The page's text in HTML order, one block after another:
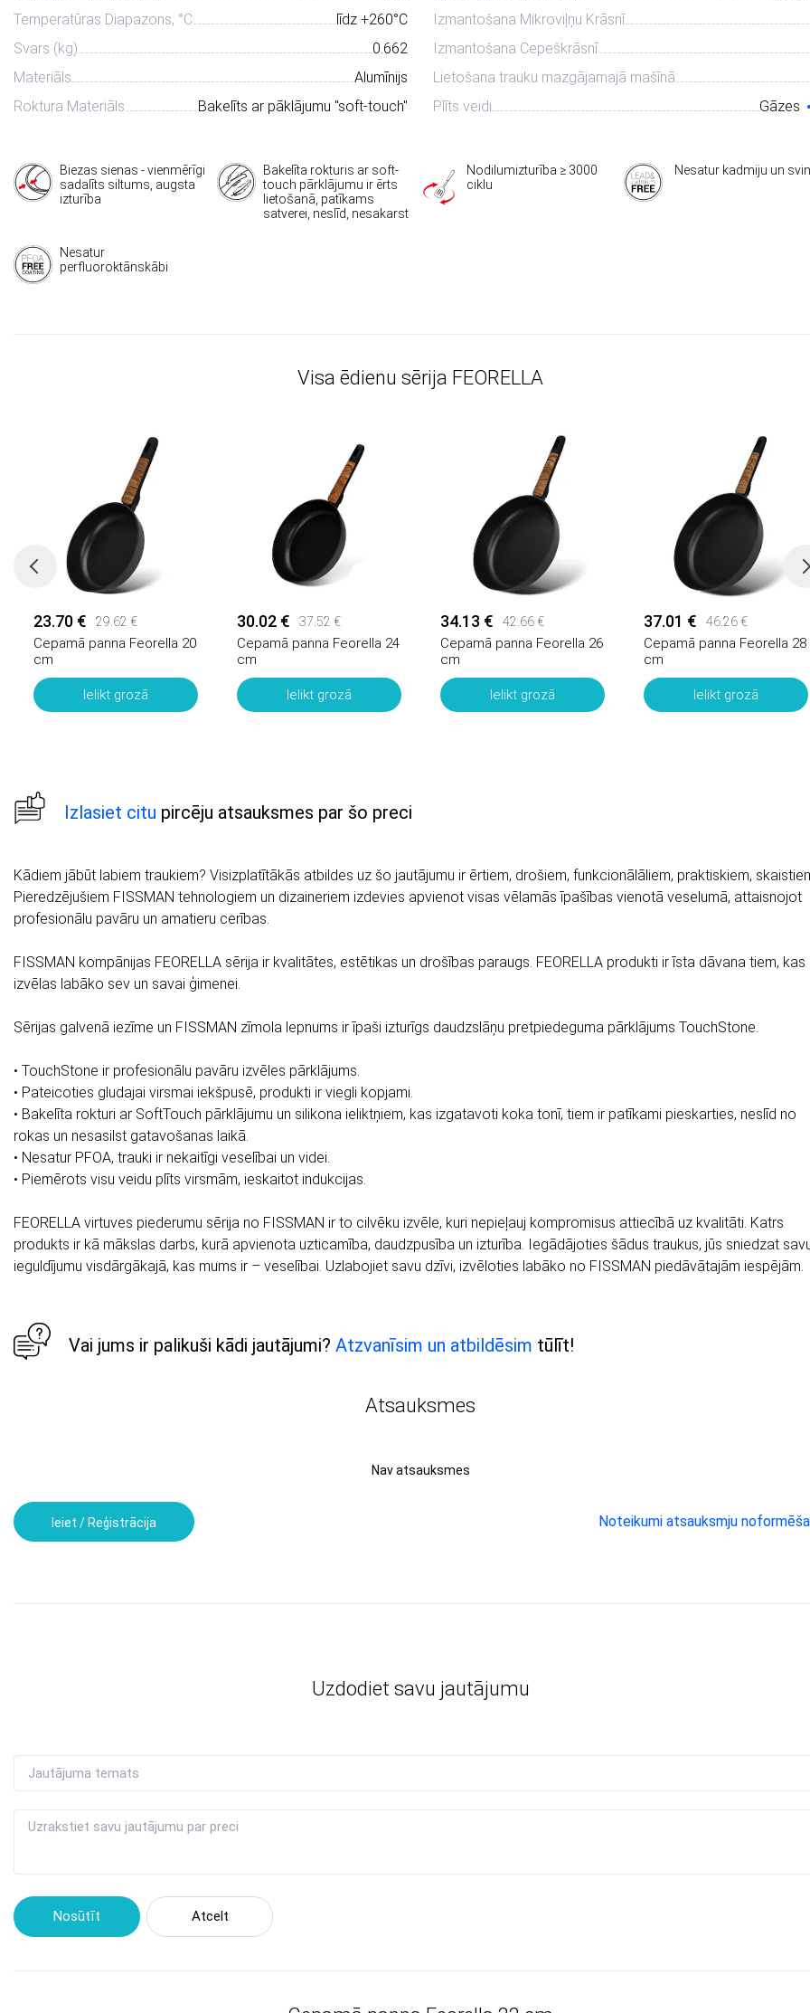
Temperatūras Diapazons, °С
līdz +260°C
Svars (kg)
0.662
Materiāls
Alumīnijs
Roktura Materiāls
Bakelīts ar pāklājumu "soft-touch"
Izmantošana Mikroviļņu Krāsnī
Izmantošana Cepeškrāsnī
Lietošana trauku mazgājamajā mašīnā
Plīts veidi
Gāzes
Biezas sienas - vienmērīgi
sadalīts siltums, augsta
izturība
Bakelīta rokturis ar soft-
touch pārklājumu ir ērts
lietošanā, patīkams
satverei, neslīd, nesakarst
Nodilumizturība ≥ 3000
ciklu
Nesatur kadmiju un
Nesatur
perfluoroktānskābi
Visa ēdienu sērija FEORELLA
23.70 € 29.62 €
Cepamā panna Feorella 20
cm
Ielikt grozā
30.02 € 37.52 €
Cepamā panna Feorella 24
cm
Ielikt grozā
34.13 € 42.66 €
Cepamā panna Feorella 26
cm
Ielikt grozā
37.01 € 46.26 €
Cepamā panna Feorella 28
cm
Ielikt grozā
Izlasiet citu pircēju atsauksmes par šo preci
Kādiem jābūt labiem traukiem? Visizplatītākās atbildes uz šo jautājumu ir ērtiem, drošiem, funkcionālāliem, praktiskiem,
Pieredzējušiem FISSMAN tehnologiem un dizaineriem izdevies apvienot visas vēlamās īpašības vienotā veselumā, attaisnojot
profesionālu pavāru un amatieru cerības.
FISSMAN kompānijas FEORELLA sērija ir kvalitātes, estētikas un drošības paraugs. FEORELLA produkti ir īsta dāvana tiem, kas
izvēlas labāko sev un savai ģimenei.
Sērijas galvenā iezīme un FISSMAN zīmola lepnums ir īpaši izturīgs daudzslāņu pretpiedeguma pārklājums TouchStone.
• TouchStone ir profesionālu pavāru izvēles pārklājums.
• Pateicoties gludajai virsmai iekšpusē, produkti ir viegli kopjami.
• Bakelīta rokturi ar SoftTouch pārklājumu un silikona ieliktņiem, kas izgatavoti koka tonī, tiem ir patīkami pieskarties, neslīd no
rokas un nesasilst gatavošanas laikā.
• Nesatur PFOA, trauki ir nekaitīgi veselībai un videi.
• Piemērots visu veidu plīts virsmām, ieskaitot indukcijas.
FEORELLA virtuves piederumu sērija no FISSMAN ir to cilvēku izvēle, kuri nepieļauj kompromisus attiecībā uz kvalitāti. Katrs
produkts ir kā mākslas darbs, kurā apvienota uzticamība, daudzpusība un izturība. Iegādājoties šādus traukus, jūs sniedzat
ieguldījumu visdārgākajā, kas mums ir – veselībai. Uzlabojiet savu dzīvi, izvēloties labāko no FISSMAN piedāvātajām iespējām.
Vai jums ir palikuši kādi jautājumi? Atzvanīsim un atbildēsim tūlīt!
Atsauksmes
Nav atsauksmes
Ieiet / Reģistrācija Noteikumi atsauksmju
Uzdodiet savu jautājumu
Nosūtīt Atcelt